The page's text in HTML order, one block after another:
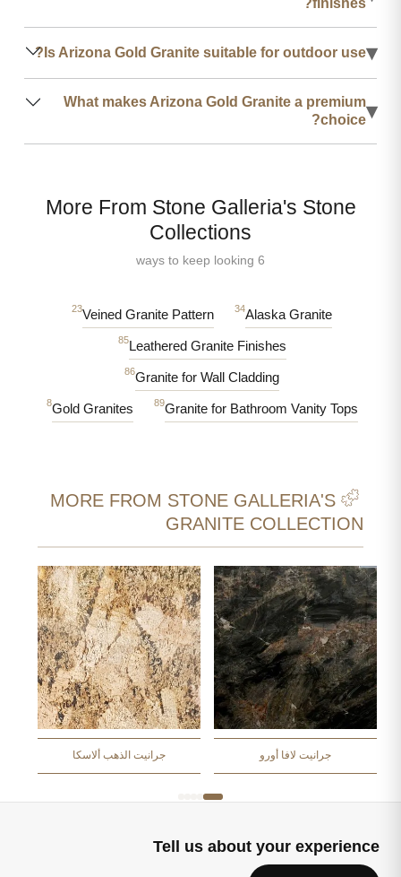
finishes?
▾
Is Arizona Gold Granite suitable for outdoor use?
▾
What makes Arizona Gold Granite a premium
choice?
More From Stone Galleria's Stone
Collections
6 ways to keep looking
Alaska Granite
34
Veined Granite Pattern
23
Leathered Granite Finishes
85
Granite for Wall Cladding
86
Granite for Bathroom Vanity Tops
89
Gold Granites
8
MORE FROM STONE GALLERIA'S
GRANITE COLLECTION
جرانيت لافا أورو جرانيت الذهب ألاسكا
Tell us about your experience